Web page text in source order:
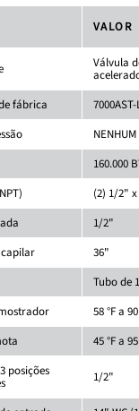
VALOR
Válvula
fábrica
NENHUM
160.000
(2) 1/2"
1/2"
36"
Tubo de
58 °F a
45 °F a
posições
1/2"